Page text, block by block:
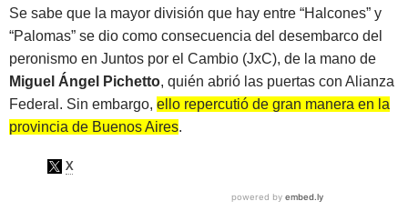
Se sabe que la mayor división que hay entre “Halcones” y
“Palomas” se dio como consecuencia del desembarco del
peronismo en Juntos por el Cambio (JxC), de la mano de
Miguel Ángel Pichetto, quién abrió las puertas con Alianza
Federal. Sin embargo, ello repercutió de gran manera en la
provincia de Buenos Aires.